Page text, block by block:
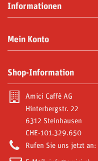
Kaffeemaschinen
Tassen
Moka und Zubehör
Abonnements
Reniala R1 Sonderangebot
Informationen
Mein Konto
Meine Gutschriften
Meine Adressen
Meine persönlichen Daten
Meine Gutscheine
Shop-Information
Amici Caffè AG
Hinterbergstr. 22
6312 Steinhausen
CHE-101.329.650
Rufen Sie uns jetzt an: